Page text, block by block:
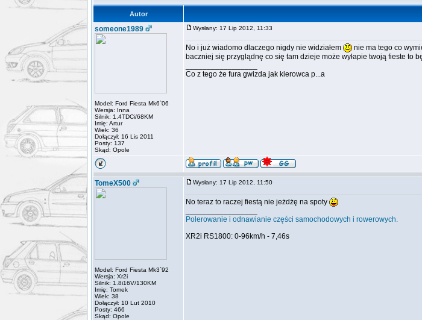
Autor
someone1989
Model: Ford Fiesta Mk6`06
Wersja: Inna
Silnik: 1.4TDCi/68KM
Imię: Artur
Wiek: 36
Dołączył: 16 Lis 2011
Posty: 137
Skąd: Opole
Wysłany: 17 Lip 2012, 11:33
No i już wiadomo dlaczego nigdy nie widziałem nie ma tego co
baczniej się przyglądnę co się tam dzieje może wyłapie twoją fieste to
Co z tego że fura gwizda jak kierowca p...a
TomeX500
Model: Ford Fiesta Mk3`92
Wersja: Xr2i
Silnik: 1.8i16V/130KM
Imię: Tomek
Wiek: 38
Dołączył: 10 Lut 2010
Posty: 466
Skąd: Opole
Wysłany: 17 Lip 2012, 11:50
No teraz to raczej fiestą nie jeżdżę na spoty
Polerowanie i odnawianie części samochodowych i rowerowych.
XR2i RS1800: 0-96km/h - 7,46s